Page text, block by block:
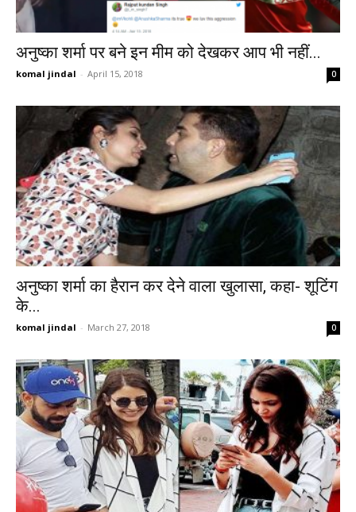
अनुष्का शर्मा पर बने इन मीम को देखकर आप भी नहीं...
komal jindal - April 15, 2018 0
अनुष्का शर्मा का हैरान कर देने वाला खुलासा, कहा- शूटिंग
के...
komal jindal - March 27, 2018 0